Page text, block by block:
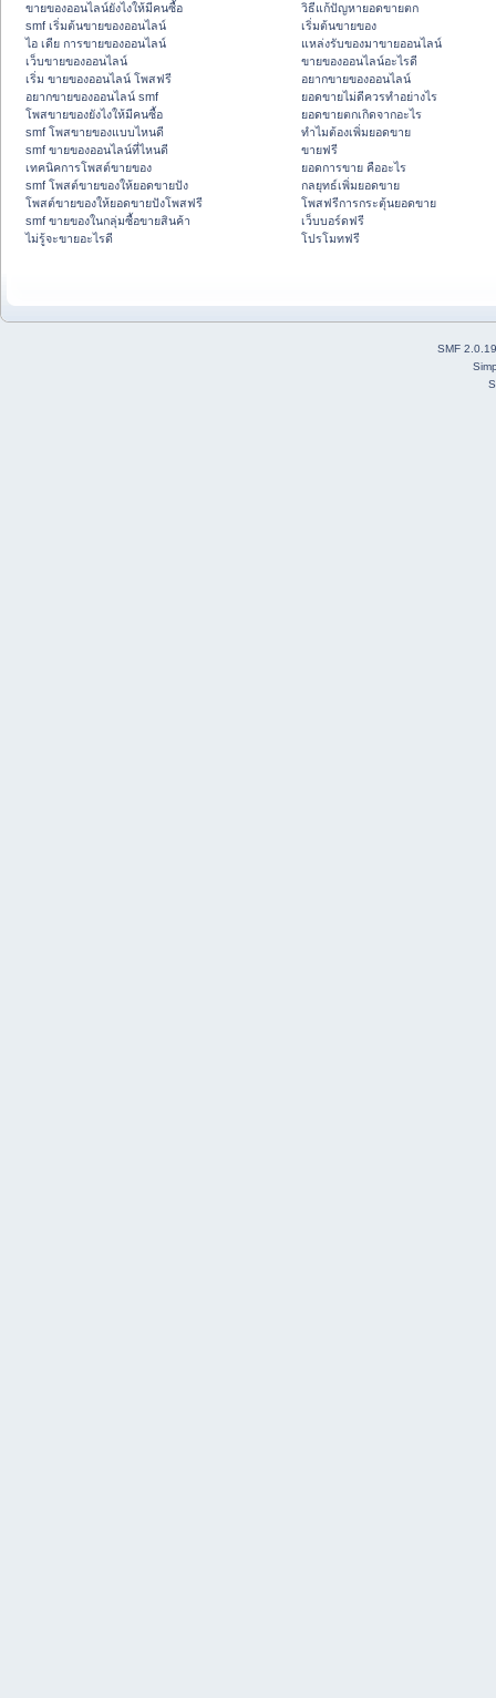
ขายของออนไลน์ยังไงให้มีคนซื้อ
smf เริ่มต้นขายของออนไลน์
ไอ เดีย การขายของออนไลน์
เว็บขายของออนไลน์
เริ่ม ขายของออนไลน์ โพสฟรี
อยากขายของออนไลน์ smf
โพสขายของยังไงให้มีคนซื้อ
smf โพสขายของแบบไหนดี
smf ขายของออนไลน์ที่ไหนดี
เทคนิคการโพสต์ขายของ
smf โพสต์ขายของให้ยอดขายปัง
โพสต์ขายของให้ยอดขายปังโพสฟรี
smf ขายของในกลุ่มซื้อขายสินค้า
ไม่รู้จะขายอะไรดี
วิธีแก้ปัญหายอดขายตก
เริ่มต้นขายของ
แหล่งรับของมาขายออนไลน์
ขายของออนไลน์อะไรดี
อยากขายของออนไลน์
ยอดขายไม่ดีควรทำอย่างไร
ยอดขายตกเกิดจากอะไร
ทำไมต้องเพิ่มยอดขาย
ขายฟรี
ยอดการขาย คืออะไร
กลยุทธ์เพิ่มยอดขาย
โพสฟรีการกระตุ้นยอดขาย
เว็บบอร์ดฟรี
โปรโมทฟรี
SMF 2.0.19